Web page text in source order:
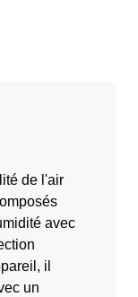
de l'air
avec
il
un